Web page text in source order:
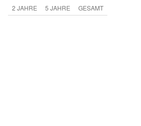
2 JAHRE 5 JAHRE GESAMT